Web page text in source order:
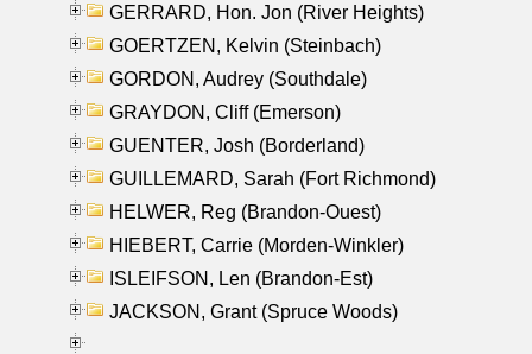
GERRARD, Hon. Jon (River Heights)
GOERTZEN, Kelvin (Steinbach)
GORDON, Audrey (Southdale)
GRAYDON, Cliff (Emerson)
GUENTER, Josh (Borderland)
GUILLEMARD, Sarah (Fort Richmond)
HELWER, Reg (Brandon-Ouest)
HIEBERT, Carrie (Morden-Winkler)
ISLEIFSON, Len (Brandon-Est)
JACKSON, Grant (Spruce Woods)